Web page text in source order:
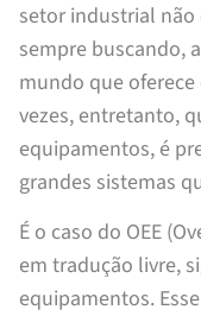
setor industrial não
sempre buscando,
mundo que oferece
vezes, entretanto,
equipamentos, é
grandes sistemas
É o caso do OEE
em tradução livre,
equipamentos.